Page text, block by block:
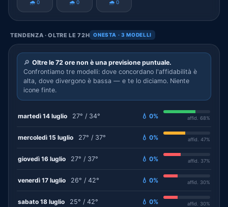
🌧️ 0 🌧️ 0 🌧️ 0
TENDENZA · OLTRE LE 72H ONESTA · 3 MODELLI
🔎 Oltre le 72 ore non è una previsione puntuale.
Confrontiamo tre modelli: dove concordano l'affidabilità è
alta, dove divergono è bassa — e te lo diciamo. Niente
icone finte.
martedì 14 luglio 27° / 34° 💧 0% affid. 68%
mercoledì 15 luglio 27° / 37° 💧 0% affid. 47%
giovedì 16 luglio 27° / 37° 💧 0% affid. 37%
venerdì 17 luglio 26° / 42° 💧 0% affid. 30%
sabato 18 luglio 25° / 42° 💧 0% affid. 30%